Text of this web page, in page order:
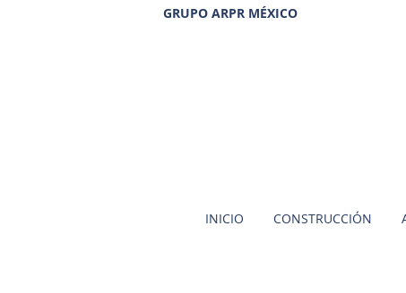
GRUPO ARPR MÉXICO
INICIO CONSTRUCCIÓN